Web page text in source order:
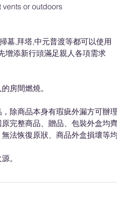
or outdoors
墓,拜塔,中元普渡等都可以使用
增添新行頭滿足親人各項需求
房間燃燒。
除商品本身有瑕疵外漏方可辦理
完整商品、贈品、包裝外盒均齊
法恢復原狀、商品外盒損壞等
。